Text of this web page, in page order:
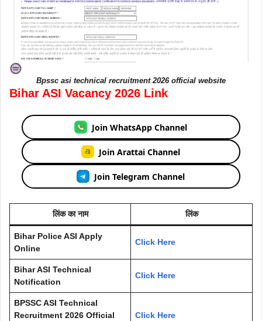
Bpssc asi technical recruitment 2026 official website
Bihar ASI Vacancy 2026 Link
Join WhatsApp Channel
Join Arattai Channel
Join Telegram Channel
लिंक का नाम लिंक
Bihar Police ASI Apply
Online
Click Here
Bihar ASI Technical
Notification
Click Here
BPSSC ASI Technical
Recruitment 2026 Official
Click Here